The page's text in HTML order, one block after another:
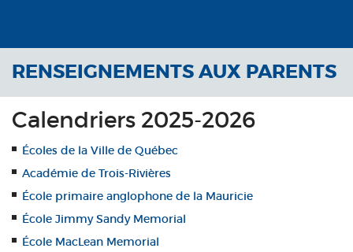
RENSEIGNEMENTS AUX PARENTS
Calendriers 2025-2026
Écoles de la Ville de Québec
Académie de Trois-Rivières
École primaire anglophone de la Mauricie
École Jimmy Sandy Memorial
École MacLean Memorial